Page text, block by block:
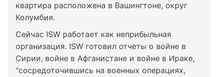
квартира расположена в Вашингтоне, округ
Колумбия.
Сейчас ISW работает как неприбыльная
организация. ISW готовил отчеты о войне в
Сирии, войне в Афганистане и войне в Ираке,
"сосредоточившись на военных операциях,